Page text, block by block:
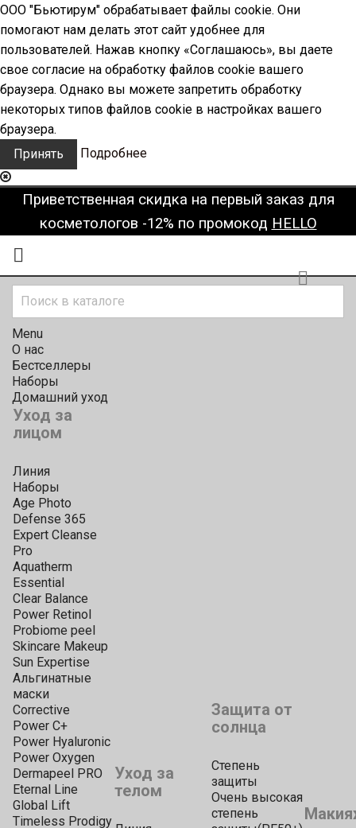
ООО "Бьютирум" обрабатывает файлы cookie. Они
помогают нам делать этот сайт удобнее для
пользователей. Нажав кнопку «Соглашаюсь», вы даете
свое согласие на обработку файлов cookie вашего
браузера. Однако вы можете запретить обработку
некоторых типов файлов cookie в настройках вашего
браузера.
Принять
Подробнее
Приветственная скидка на первый заказ для
косметологов -12% по промокод HELLO


Menu
О нас
Бестселлеры
Наборы
Домашний уход
Уход за
лицом
Линия
Наборы
Age Photo
Defense 365
Expert Cleanse
Pro
Aquatherm
Essential
Clear Balance
Power Retinol
Probiome peel
Skincare Makeup
Sun Expertise
Альгинатные
маски
Corrective
Power C+
Power Hyaluronic
Power Oxygen
Dermapeel PRO
Eternal Line
Global Lift
Timeless Prodigy
Уход за
телом
Защита от
солнца
Степень
защиты
Очень высокая
степень